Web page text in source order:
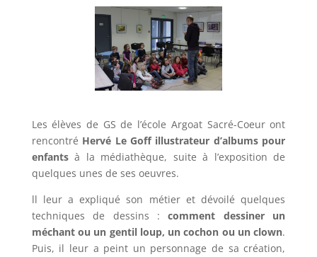
Les élèves de GS de l’école Argoat Sacré-Coeur ont
rencontré Hervé Le Goff illustrateur d’albums pour
enfantsà la médiathèque, suite à l’exposition de
quelques unes de ses oeuvres.
ll leur a expliqué son métier et dévoilé quelques
techniques de dessins :comment dessiner un
méchant ou un gentil loup, un cochon ou un clown.
Puis, il leur a peint un personnage de sa création,